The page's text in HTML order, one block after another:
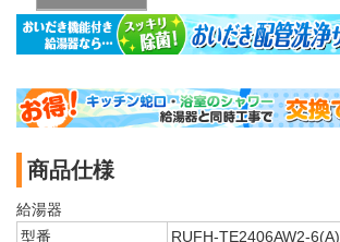
商品仕様
給湯器
型番
RUFH-TE2406AW2-6(A)